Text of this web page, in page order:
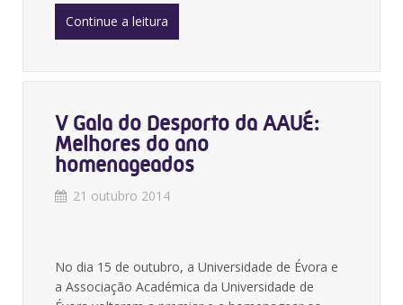
Continue a leitura
V Gala do Desporto da AAUÉ:
Melhores do ano
homenageados
21 outubro 2014
No dia 15 de outubro, a Universidade de Évora e
a Associação Académica da Universidade de